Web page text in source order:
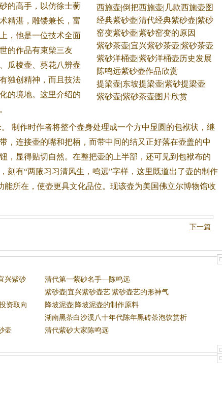
西施壶|倒把西施壶|几款西施壶图
经典紫砂壶|清代经典紫砂壶|紫砂
窑变紫砂壶|紫砂窑变的原因
紫砂茶壶|宜兴紫砂茶壶|紫砂茶壶
紫砂洋桶壶|紫砂洋桶壶历史发展
陈鸣远紫砂壶作品欣赏
提梁壶|东坡提梁壶|紫砂提梁壶|
紫砂壶|紫砂茶壶图片欣赏
的高手，以仿徐士蘅
精湛，雕镂兼长，富
，他是一位技术全面
的作品有束柴三友
瓜棱壶、葵花八辨壶
独创精神，而且技法
的境地。这里介绍的
制作时作者将整个壶身处理成一个方中显圆的包袱状，继
，连接壶的嘴和把柄，而带中间的结又正好落在壶盖的中
，显得贴切自然。在整把壶的上半部，还可见到包袱布的
刻有“两腋习习清风生，鸣远”字样，这里既道出了壶的制作
能所在，使壶更具文化品位。现该壶为美国佛立尔博物馆收
下一篇
兴紫砂
清代第一紫砂名手—陈鸣远
紫砂壶|宜兴紫砂壶艺|紫砂壶艺的形神气
资取向
降坡泥壶|降坡泥壶的制作原料
湖南黑茶白沙溪八十年代陈年黑砖茶泡饮赏析
壶
清代紫砂大家陈鸣远